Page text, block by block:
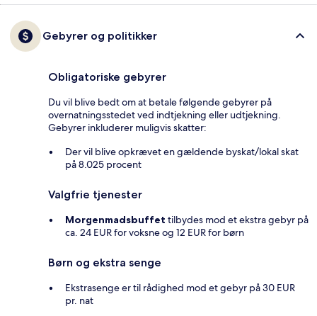
Gebyrer og politikker
Obligatoriske gebyrer
Du vil blive bedt om at betale følgende gebyrer på
overnatningsstedet ved indtjekning eller udtjekning.
Gebyrer inkluderer muligvis skatter:
Der vil blive opkrævet en gældende byskat/lokal skat
på 8.025 procent
Valgfrie tjenester
Morgenmadsbuffet tilbydes mod et ekstra gebyr på
ca. 24 EUR for voksne og 12 EUR for børn
Børn og ekstra senge
Ekstrasenge er til rådighed mod et gebyr på 30 EUR
pr. nat